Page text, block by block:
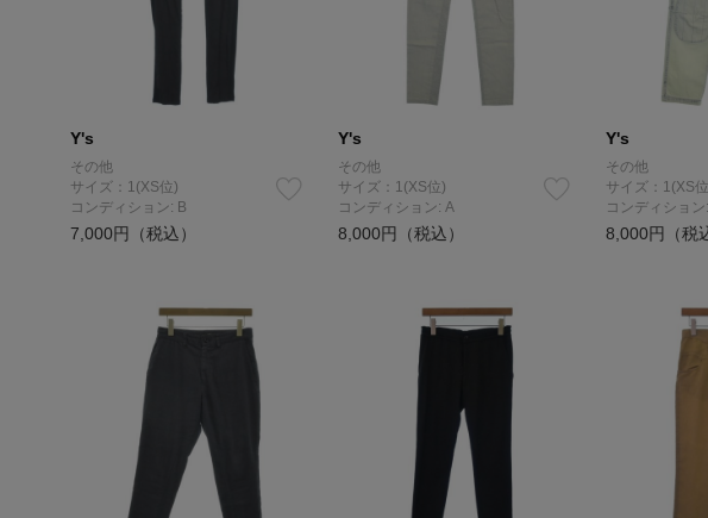
Y's
その他
サイズ：1(XS位)
コンディション: B
7,000円（税込）
Y's
その他
サイズ：1(XS位)
コンディション: A
8,000円（税込）
Y's
その他
サイズ：1(XS
コンディション
8,000円（税